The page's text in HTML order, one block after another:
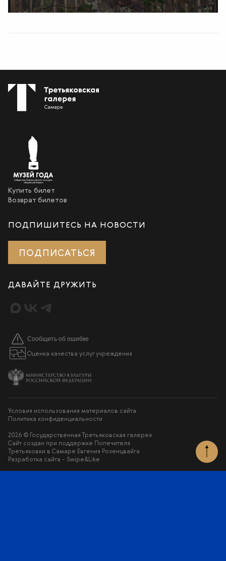
Купить билет
Возврат билетов
ПОДПИШИТЕСЬ НА НОВОСТИ
ПОДПИСАТЬСЯ
ДАВАЙТЕ ДРУЖИТЬ
Сообщить об ошибке
Оценка качества услуг учреждения
Условия использования материалов сайта
Политика конфиденциальности
2026 © Государственная Третьяковская галерея
Сайт создан при поддержке Попечителя
Третьяковки в Самаре Евгения Розенцвайга
Разработка сайта - Swipe&Like